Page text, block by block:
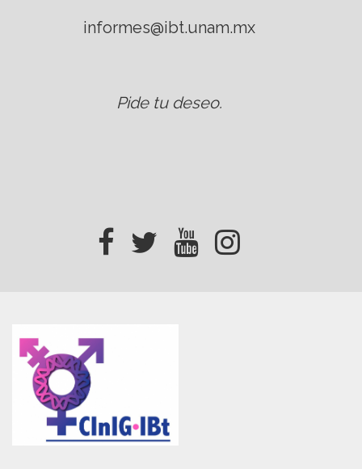
informes@ibt.unam.mx
Pide tu deseo.